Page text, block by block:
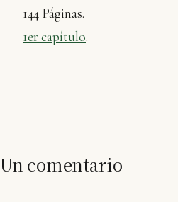
144 Páginas.
1er capítulo.
Un comentario